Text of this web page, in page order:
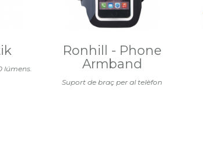
lúmens.
Suport de braç per al telèfon
Ronhill - Phone
Armband